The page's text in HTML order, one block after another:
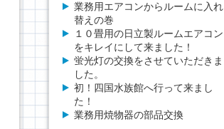
業務用エアコンからルームに入れ
替えの巻
１０畳用の日立製ルームエアコン
をキレイにして来ました！
蛍光灯の交換をさせていただきま
した。
初！四国水族館へ行って来まし
た！
業務用焼物器の部品交換